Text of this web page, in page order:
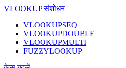
VLOOKUP संशोधन
VLOOKUPSEQ
VLOOKUPDOUBLE
VLOOKUPMULTI
FUZZYLOOKUP